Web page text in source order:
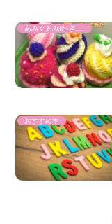
あみぐるみ(かぎ針）
おすすめ本